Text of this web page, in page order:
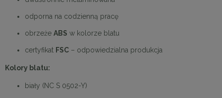
odporna na codzienną pracę
obrzeże ABS w kolorze blatu
certyfikat FSC – odpowiedzialna produkcja
Kolory blatu:
biały (NC S 0502-Y)